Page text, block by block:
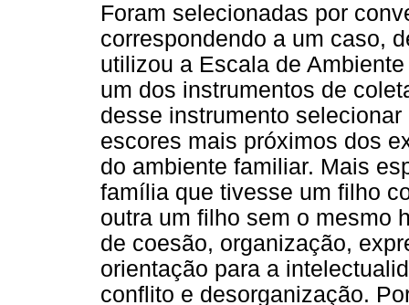
Foram selecionadas por
correspondendo a um caso,
utilizou a Escala de
um dos instrumentos de
desse instrumento
escores mais próximos dos
do ambiente familiar. Mais
família que tivesse um filho
outra um filho sem o mesmo
de coesão, organização,
orientação para a
conflito e desorganização.